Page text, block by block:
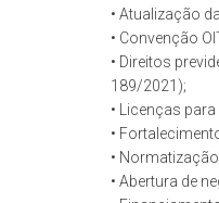
• Atualização
• Convenção
• Direitos
189/2021);
• Licenças
•
•
• Abertura de